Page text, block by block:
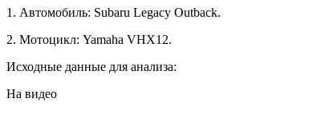
1. Автомобиль: Subaru Legacy Outback.
2. Мотоцикл: Yamaha VHX12.
Исходные данные для анализа:
На видео